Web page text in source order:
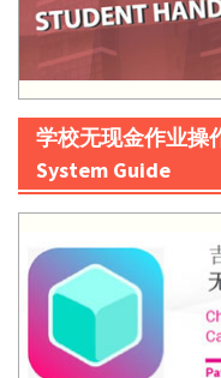
学校无现金作业操
System Guide